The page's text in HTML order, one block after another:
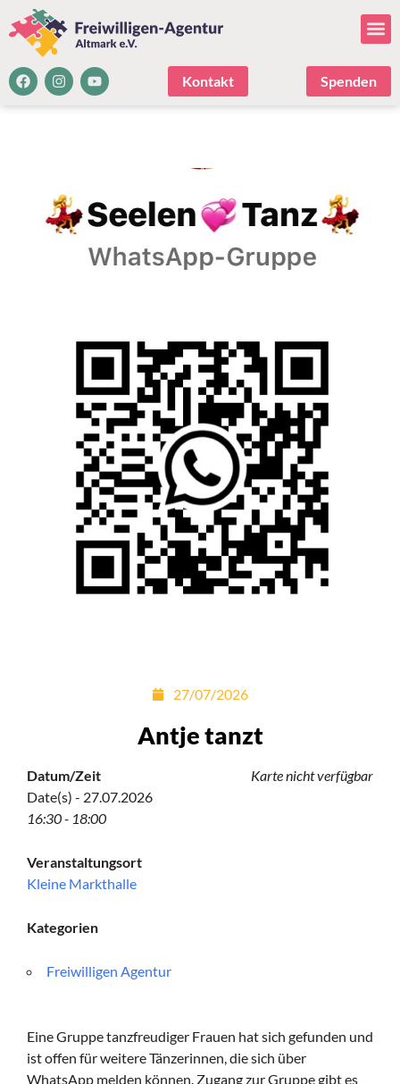
Kontakt Spenden
27/07/2026
Antje tanzt
Karte nicht verfügbar
Datum/Zeit
Date(s) - 27.07.2026
16:30 - 18:00
Veranstaltungsort
Kleine Markthalle
Kategorien
Freiwilligen Agentur
Eine Gruppe tanzfreudiger Frauen hat sich gefunden und
ist offen für weitere Tänzerinnen, die sich über
WhatsApp melden können. Zugang zur Gruppe gibt es